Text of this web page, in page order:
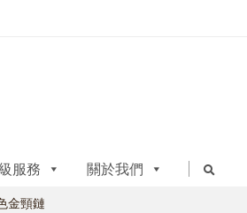
服務 關於我們
金頸鏈